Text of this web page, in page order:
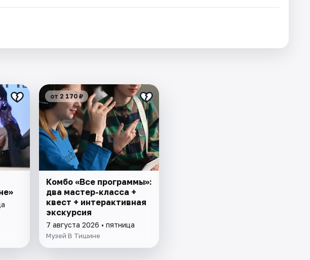
от 2 170 ₽
Комбо «Все программы»:
два мастер-класса +
квест + интерактивная
экскурсия
7 августа 2026 • пятница
Музей В Тишине